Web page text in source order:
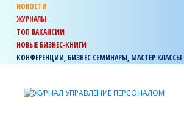
НОВОСТИ
ЖУРНАЛЫ
ТОП ВАКАНСИИ
НОВЫЕ БИЗНЕС-КНИГИ
КОНФЕРЕНЦИИ, БИЗНЕС СЕМИНАРЫ, МАСТЕР КЛАССЫ